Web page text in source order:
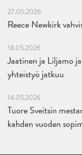
27.05.2026
Reece Newkirk
18.05.2026
Jaatinen ja Liljamo
yhteistyö jatkuu
14.05.2026
Tuore Sveitsin
kahden vuoden